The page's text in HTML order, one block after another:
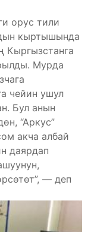
орус тили
кыртышында
Кыргызстанга
Мурда
чейин ушул
Бул анын
“Аркус”
акча албай
даярдап
— деп